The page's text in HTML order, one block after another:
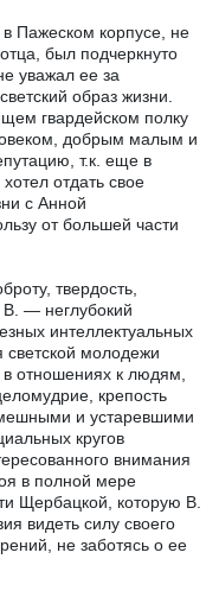
Пажеском корпусе, не
был подчеркнуто
уважал ее за
образ жизни.
гвардейском полку
добрым малым и
т.к. еще в
отдать свое
с Анной
от большей части
твердость,
В. — неглубокий
интеллектуальных
светской молодежи
отношениях к людям,
крепость
и устаревшими
кругов
внимания
в полной мере
Щербацкой, которую В.
видеть силу своего
не заботясь о ее